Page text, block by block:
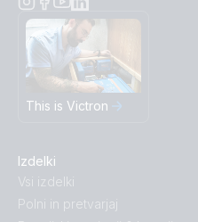
This is Victron
Izdelki
Vsi izdelki
Polni in pretvarjaj